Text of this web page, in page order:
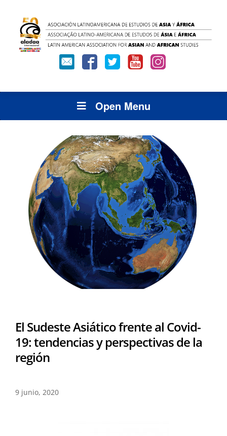
Open Menu
El Sudeste Asiático frente al Covid-
19: tendencias y perspectivas de la
región
9 junio, 2020